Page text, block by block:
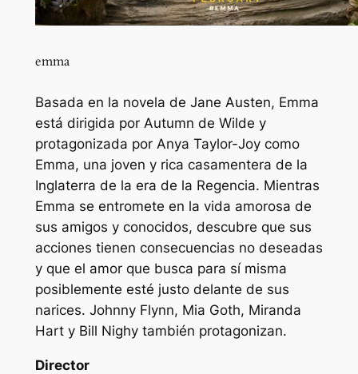
emma
Basada en la novela de Jane Austen, Emma
está dirigida por Autumn de Wilde y
protagonizada por Anya Taylor-Joy como
Emma, ​​una joven y rica casamentera de la
Inglaterra de la era de la Regencia. Mientras
Emma se entromete en la vida amorosa de
sus amigos y conocidos, descubre que sus
acciones tienen consecuencias no deseadas
y que el amor que busca para sí misma
posiblemente esté justo delante de sus
narices. Johnny Flynn, Mia Goth, Miranda
Hart y Bill Nighy también protagonizan.
Director